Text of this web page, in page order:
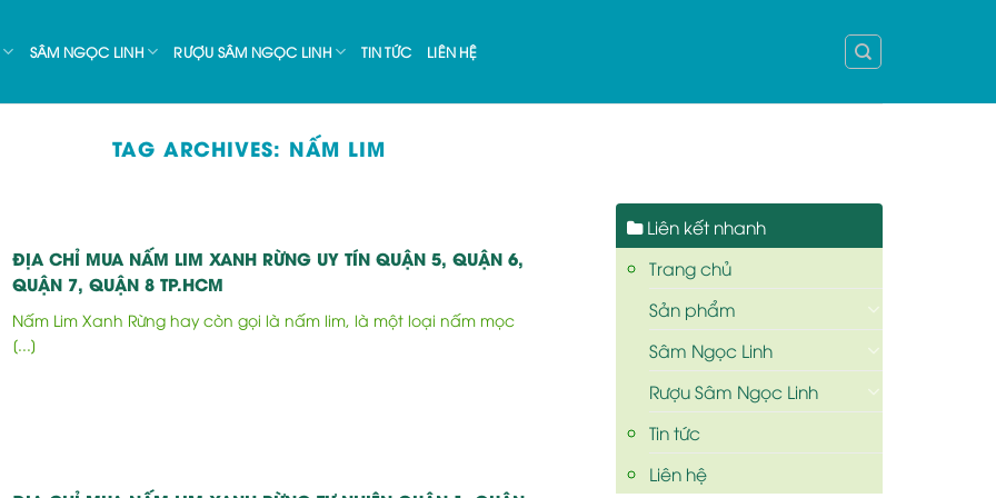
SÂM NGỌC LINH RƯỢU SÂM NGỌC LINH TIN TỨC LIÊN HỆ
TAG ARCHIVES: NẤM LIM
ĐỊA CHỈ MUA NẤM LIM XANH RỪNG UY TÍN QUẬN 5, QUẬN 6,
QUẬN 7, QUẬN 8 TP.HCM
Nấm Lim Xanh Rừng hay còn gọi là nấm lim, là một loại nấm mọc
[...]
Liên kết nhanh
Trang chủ
Sản phẩm
Sâm Ngọc Linh
Rượu Sâm Ngọc Linh
Tin tức
Liên hệ